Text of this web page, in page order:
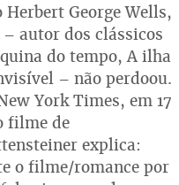
George Wells,
autor dos clássicos
do tempo, A ilha
– não perdoou.
York Times, em 17
filme de
explica:
o filme/romance por